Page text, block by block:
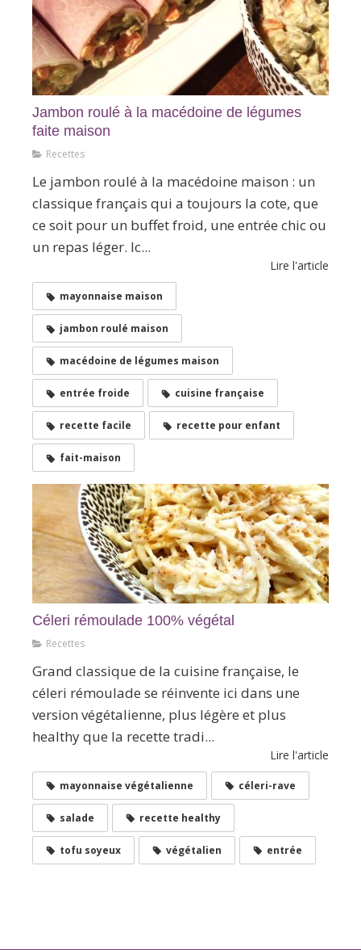
Jambon roulé à la macédoine de légumes
faite maison
Recettes
Le jambon roulé à la macédoine maison : un
classique français qui a toujours la cote, que
ce soit pour un buffet froid, une entrée chic ou
un repas léger. Ic...
Lire l'article
mayonnaise maison
jambon roulé maison
macédoine de légumes maison
entrée froide cuisine française
recette facile recette pour enfant
fait-maison
Céleri rémoulade 100% végétal
Recettes
Grand classique de la cuisine française, le
céleri rémoulade se réinvente ici dans une
version végétalienne, plus légère et plus
healthy que la recette tradi...
Lire l'article
mayonnaise végétalienne céleri-rave
salade recette healthy
tofu soyeux végétalien entrée